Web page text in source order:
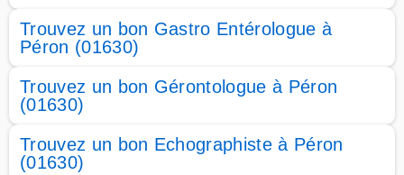
Trouvez un bon Gastro Entérologue à
Péron (01630)
Trouvez un bon Gérontologue à Péron
(01630)
Trouvez un bon Echographiste à Péron
(01630)